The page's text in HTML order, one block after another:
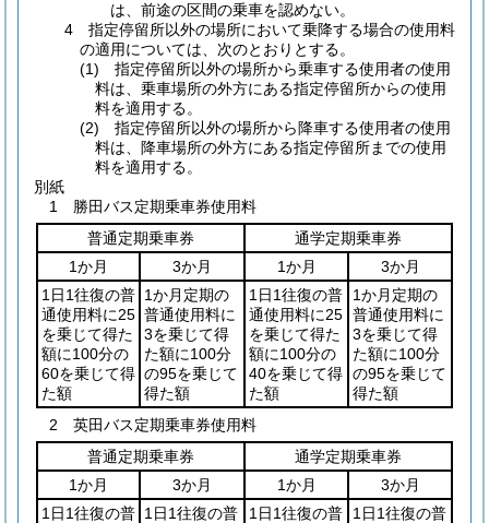
は、前途の区間の乗車を認めない。
4 指定停留所以外の場所において乗降する場合の使用料
の適用については、次のとおりとする。
(1) 指定停留所以外の場所から乗車する使用者の使用
料は、乗車場所の外方にある指定停留所からの使用
料を適用する。
(2) 指定停留所以外の場所から降車する使用者の使用
料は、降車場所の外方にある指定停留所までの使用
料を適用する。
別紙
1 勝田バス定期乗車券使用料
普通定期乗車券
通学定期乗車券
1か月
3か月 1か月
3か月
1日1往復の普
通使用料に25
を乗じて得た
額に100分の
60を乗じて得
た額
1か月定期の
普通使用料に
3を乗じて得
た額に100分
の95を乗じて
得た額
1日1往復の普
通使用料に25
を乗じて得た
額に100分の
40を乗じて得
た額
1か月定期の
普通使用料に
3を乗じて得
た額に100分
の95を乗じて
得た額
2 英田バス定期乗車券使用料
普通定期乗車券
通学定期乗車券
1か月
3か月 1か月
3か月
1日1往復の普 1日1往復の普
1日1往復の普
1日1往復の普